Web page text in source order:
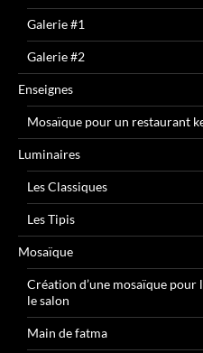
Galerie #1
Galerie #2
Enseignes
Mosaïque pour un restaurant
Luminaires
Les Classiques
Les Tipis
Mosaïque
Création d’une mosaïque
le salon
Main de fatma